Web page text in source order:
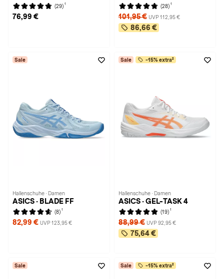
(29) 1
76,99 €
(28) 1
101,95 € UVP 112,95 €
86,66 €
Sale
Hallenschuhe · Damen
ASICS · BLADE FF
(8) 1
82,99 € UVP 123,95 €
Sale -15% extra²
Hallenschuhe · Damen
ASICS · GEL-TASK 4
(19) 1
88,99 € UVP 92,95 €
75,64 €
Sale Sale -15% extra²